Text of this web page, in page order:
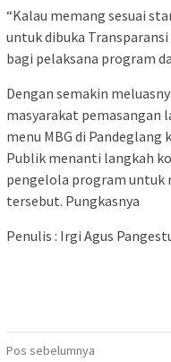
“Kalau memang sesuai
untuk dibuka
bagi pelaksana program
Dengan semakin
masyarakat pemasangan
menu MBG di
Publik menanti langkah
pengelola program untuk
tersebut. Pungkasnya
Penulis : Irgi Agus
Navigasi
Pos sebelumnya